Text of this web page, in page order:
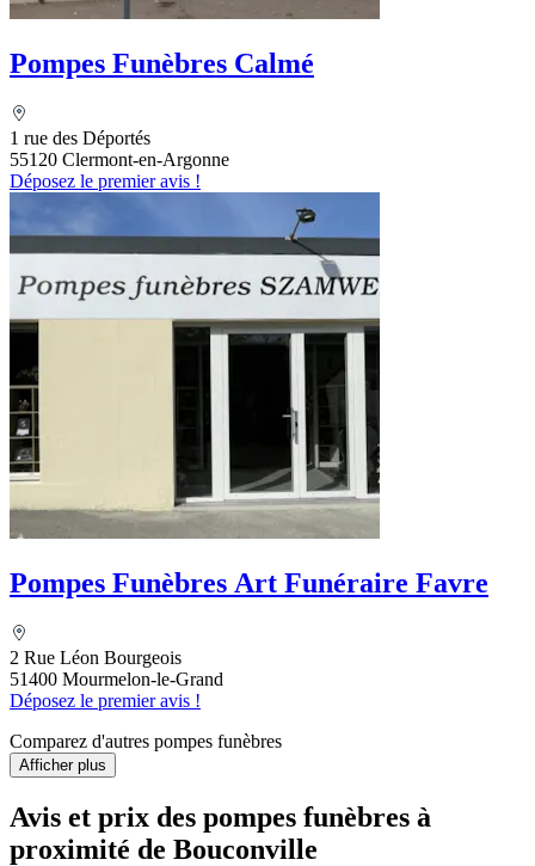
Pompes Funèbres Calmé
1 rue des Déportés
55120 Clermont-en-Argonne
Déposez le premier avis !
Pompes Funèbres Art Funéraire Favre
2 Rue Léon Bourgeois
51400 Mourmelon-le-Grand
Déposez le premier avis !
Comparez d'autres pompes funèbres
Afficher plus
Avis et prix des pompes funèbres à
proximité de Bouconville